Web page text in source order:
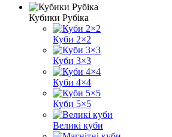
Кубики Рубіка
Куби 2×2
Куби 3×3
Куби 4×4
Куби 5×5
Великі куби